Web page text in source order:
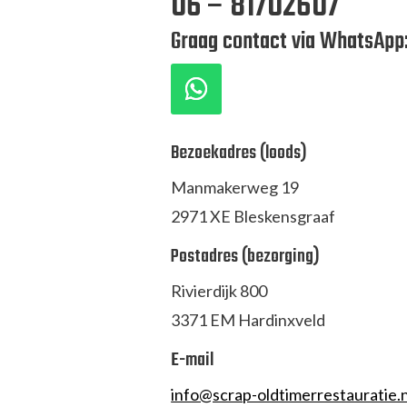
Graag contact via
Bezoekadres (loods)
Manmakerweg 19
2971 XE Bleskensgraaf
Postadres (bezorging)
Rivierdijk 800
3371 EM Hardinxveld
E-mail
info@scrap-